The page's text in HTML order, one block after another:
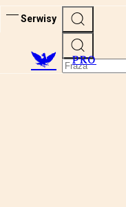
Serwisy
PRO